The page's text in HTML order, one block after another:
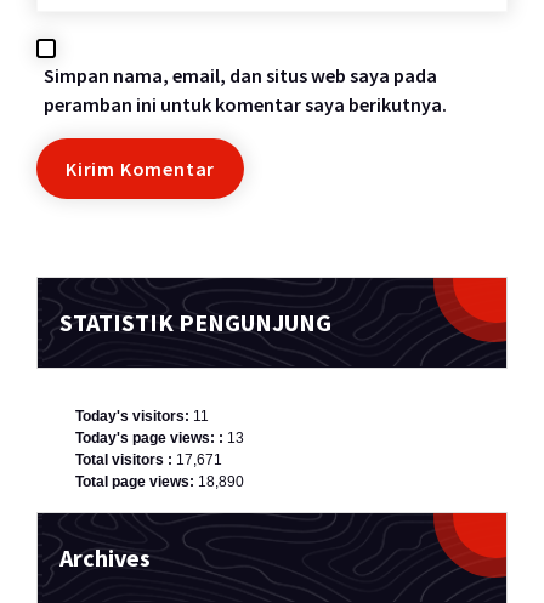
Simpan nama, email, dan situs web saya pada
peramban ini untuk komentar saya berikutnya.
STATISTIK PENGUNJUNG
Today's visitors: 11
Today's page views: : 13
Total visitors : 17,671
Total page views: 18,890
Archives